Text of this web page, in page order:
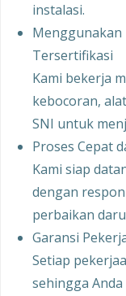
instalasi.
Menggunakan
Tersertifikasi
Kami bekerja
kebocoran,
SNI untuk
Proses Cepat
Kami siap
dengan
perbaikan
Garansi
Setiap
sehingga